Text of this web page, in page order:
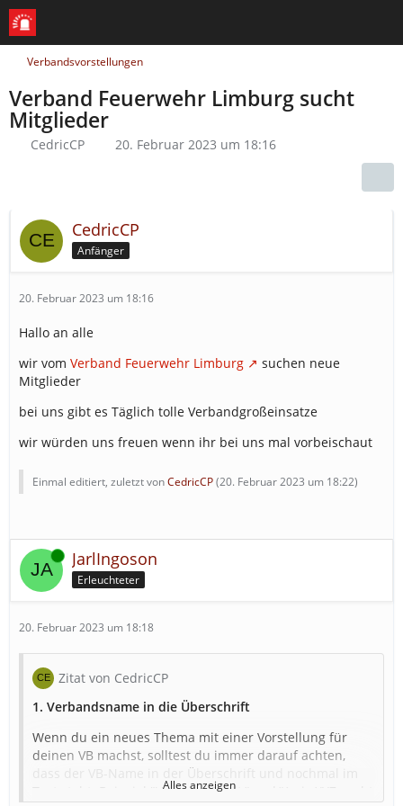
Verbandsvorstellungen
Verband Feuerwehr Limburg sucht
Mitglieder
CedricCP 20. Februar 2023 um 18:16
CedricCP
Anfänger
20. Februar 2023 um 18:16
Hallo an alle
wir vom Verband Feuerwehr Limburg
suchen neue
Mitglieder
bei uns gibt es Täglich tolle Verbandgroßeinsatze
wir würden uns freuen wenn ihr bei uns mal vorbeischaut
Einmal editiert, zuletzt vonCedricCP(20. Februar 2023 um 18:22)
Online JarlIngoson
Erleuchteter
20. Februar 2023 um 18:18
Zitat von CedricCP
1. Verbandsname in die Überschrift
Wenn du ein neues Thema mit einer Vorstellung für
deinen VB machst, solltest du immer darauf achten,
dass der VB-Name in der Überschrift und nochmal im
Text steht. Beispiel "Verband Stadt/Land/Kreis XYZ sucht
Alles anzeigen